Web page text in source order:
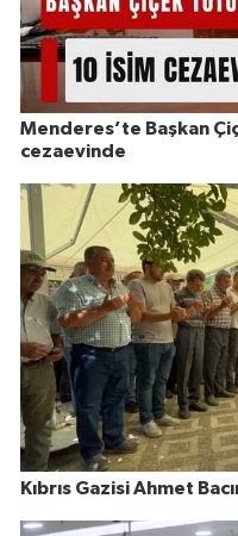
Menderes’te Başkan
cezaevinde
Kıbrıs Gazisi Ahmet